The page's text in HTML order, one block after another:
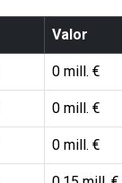
Valor
0 mill. €
0 mill. €
0 mill. €